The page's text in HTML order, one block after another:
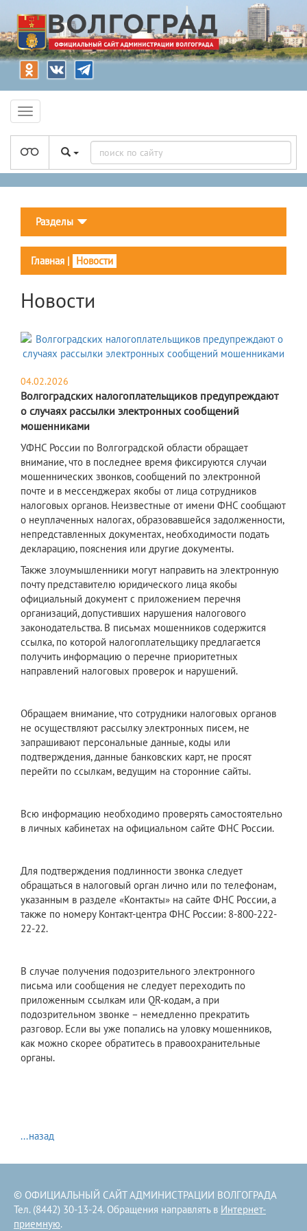
Разделы
Главная | Новости
Новости
04.02.2026
Волгоградских налогоплательщиков предупреждают
о случаях рассылки электронных сообщений
мошенниками
УФНС России по Волгоградской области обращает
внимание, что в последнее время фиксируются случаи
мошеннических звонков, сообщений по электронной
почте и в мессенджерах якобы от лица сотрудников
налоговых органов. Неизвестные от имени ФНС сообщают
о неуплаченных налогах, образовавшейся задолженности,
непредставленных документах, необходимости подать
декларацию, пояснения или другие документы.
Также злоумышленники могут направить на электронную
почту представителю юридического лица якобы
официальный документ с приложением перечня
организаций, допустивших нарушения налогового
законодательства. В письмах мошенников содержится
ссылка, по которой налогоплательщику предлагается
получить информацию о перечне приоритетных
направлений налоговых проверок и нарушений.
Обращаем внимание, что сотрудники налоговых органов
не осуществляют рассылку электронных писем, не
запрашивают персональные данные, коды или
подтверждения, данные банковских карт, не просят
перейти по ссылкам, ведущим на сторонние сайты.
Всю информацию необходимо проверять самостоятельно
в личных кабинетах на официальном сайте ФНС России.
Для подтверждения подлинности звонка следует
обращаться в налоговый орган лично или по телефонам,
указанным в разделе «Контакты» на сайте ФНС России, а
также по номеру Контакт-центра ФНС России: 8-800-222-
22-22.
В случае получения подозрительного электронного
письма или сообщения не следует переходить по
приложенным ссылкам или QR-кодам, а при
подозрительном звонке – немедленно прекратить
разговор. Если вы уже попались на уловку мошенников,
как можно скорее обратитесь в правоохранительные
органы.
...назад
© ОФИЦИАЛЬНЫЙ САЙТ АДМИНИСТРАЦИИ ВОЛГОГРАДА
Тел. (8442) 30-13-24. Обращения направлять в Интернет-
приемную.